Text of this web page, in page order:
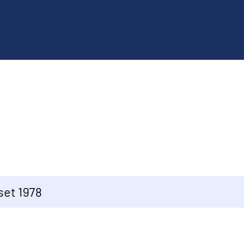
1978